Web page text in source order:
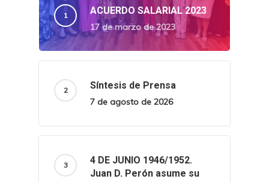
ACUERDO SALARIAL 2023
17 de marzo de 2023
Síntesis de Prensa
7 de agosto de 2026
4 DE JUNIO 1946/1952.
Juan D. Perón asume su